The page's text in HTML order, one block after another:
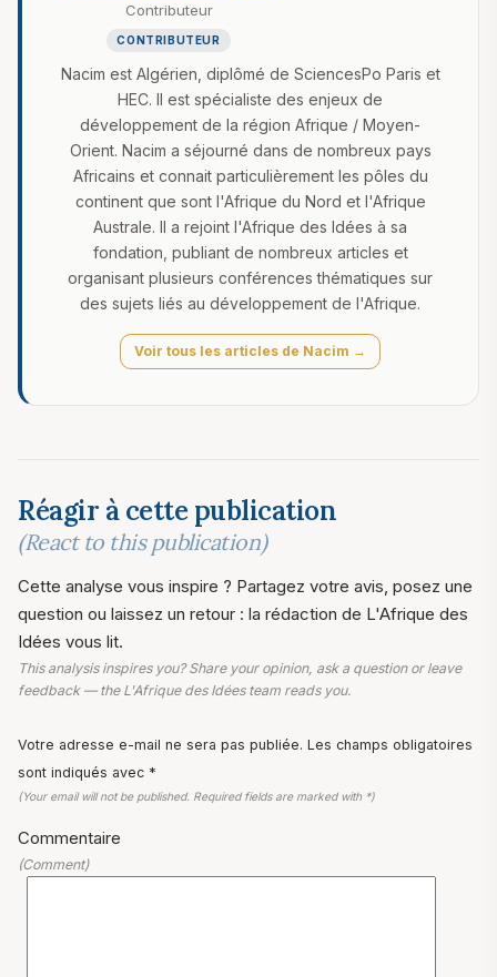
Contributeur
CONTRIBUTEUR
Nacim est Algérien, diplômé de SciencesPo Paris et
HEC. Il est spécialiste des enjeux de
développement de la région Afrique / Moyen-
Orient. Nacim a séjourné dans de nombreux pays
Africains et connait particulièrement les pôles du
continent que sont l'Afrique du Nord et l'Afrique
Australe. Il a rejoint l'Afrique des Idées à sa
fondation, publiant de nombreux articles et
organisant plusieurs conférences thématiques sur
des sujets liés au développement de l'Afrique.
Voir tous les articles de Nacim →
Réagir à cette publication
(React to this publication)
Cette analyse vous inspire ? Partagez votre avis, posez une
question ou laissez un retour : la rédaction de L'Afrique des
Idées vous lit.
This analysis inspires you? Share your opinion, ask a question or leave
feedback — the L'Afrique des Idées team reads you.
Votre adresse e-mail ne sera pas publiée. Les champs obligatoires
sont indiqués avec *
(Your email will not be published. Required fields are marked with *)
Commentaire
(Comment)